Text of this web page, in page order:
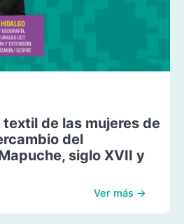
textil de las mujeres de
del
siglo XVII y
Ver más →